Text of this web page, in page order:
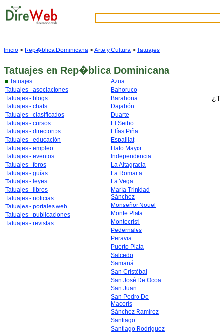
Inicio > Rep�blica Dominicana >Arte y Cultura > Tatuajes
Tatuajes en Rep�blica Dominicana
Tatuajes
Tatuajes - asociaciones
Tatuajes - blogs
Tatuajes - chats
Tatuajes - clasificados
Tatuajes - cursos
Tatuajes - directorios
Tatuajes - educación
Tatuajes - empleo
Tatuajes - eventos
Tatuajes - foros
Tatuajes - guías
Tatuajes - leyes
Tatuajes - libros
Tatuajes - noticias
Tatuajes - portales web
Tatuajes - publicaciones
Tatuajes - revistas
Azua
Bahoruco
Barahona
Dajabón
Duarte
El Seibo
Elías Piña
Espaillat
Hato Mayor
Independencia
La Altagracia
La Romana
La Vega
María Trinidad
Sánchez
Monseñor Nouel
Monte Plata
Montecristi
Pedernales
Peravia
Puerto Plata
Salcedo
Samaná
San Cristóbal
San José De Ocoa
San Juan
San Pedro De
Macorís
Sánchez Ramírez
Santiago
Santiago Rodríguez